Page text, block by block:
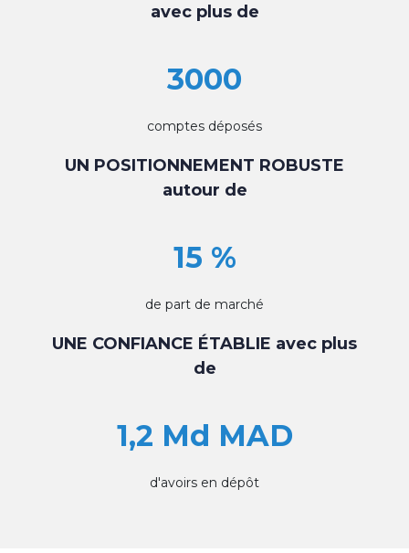
avec plus de
3000
comptes déposés
UN POSITIONNEMENT ROBUSTE
autour de
15 %
de part de marché
UNE CONFIANCE ÉTABLIE avec plus
de
1,2 Md MAD
d'avoirs en dépôt